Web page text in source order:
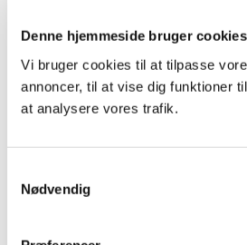
Denne hjemmeside bruger cookies
Vi bruger cookies til at tilpasse
annoncer, til at vise dig funktioner
at analysere vores trafik.
Nødvendig
Vil du
mere om